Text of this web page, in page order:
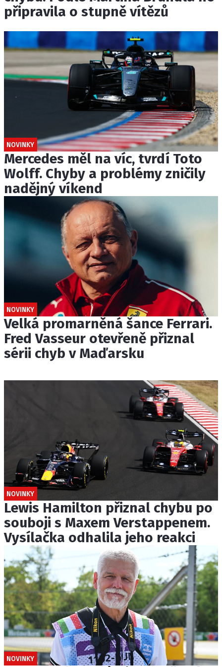
připravila o stupně vítězů
NOVINKY
Mercedes měl na víc, tvrdí Toto
Wolff. Chyby a problémy zničily
nadějný víkend
NOVINKY
Velká promarněná šance Ferrari.
Fred Vasseur otevřeně přiznal
sérii chyb v Maďarsku
NOVINKY
Lewis Hamilton přiznal chybu po
souboji s Maxem Verstappenem.
Vysílačka odhalila jeho reakci
NOVINKY